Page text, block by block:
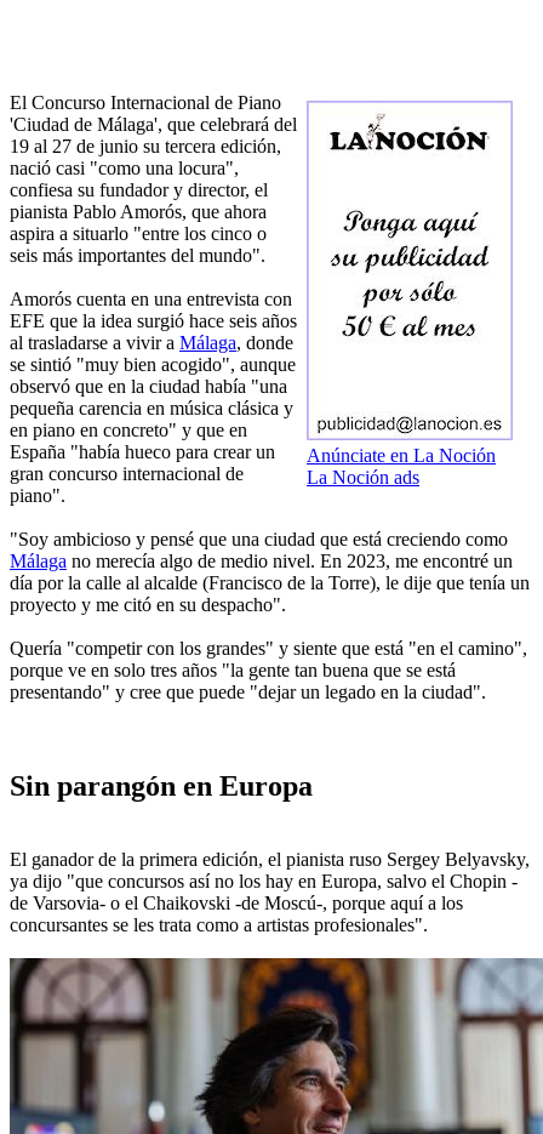
Anúnciate en La Noción
La Noción ads
El Concurso Internacional de Piano
'Ciudad de Málaga', que celebrará del
19 al 27 de junio su tercera edición,
nació casi "como una locura",
confiesa su fundador y director, el
pianista Pablo Amorós, que ahora
aspira a situarlo "entre los cinco o
seis más importantes del mundo".
Amorós cuenta en una entrevista con
EFE que la idea surgió hace seis años
al trasladarse a vivir a Málaga, donde
se sintió "muy bien acogido", aunque
observó que en la ciudad había "una
pequeña carencia en música clásica y
en piano en concreto" y que en
España "había hueco para crear un
gran concurso internacional de
piano".
"Soy ambicioso y pensé que una ciudad que está creciendo como
Málaga no merecía algo de medio nivel. En 2023, me encontré un
día por la calle al alcalde (Francisco de la Torre), le dije que tenía un
proyecto y me citó en su despacho".
Quería "competir con los grandes" y siente que está "en el camino",
porque ve en solo tres años "la gente tan buena que se está
presentando" y cree que puede "dejar un legado en la ciudad".
Sin parangón en Europa
El ganador de la primera edición, el pianista ruso Sergey Belyavsky,
ya dijo "que concursos así no los hay en Europa, salvo el Chopin -
de Varsovia- o el Chaikovski -de Moscú-, porque aquí a los
concursantes se les trata como a artistas profesionales".